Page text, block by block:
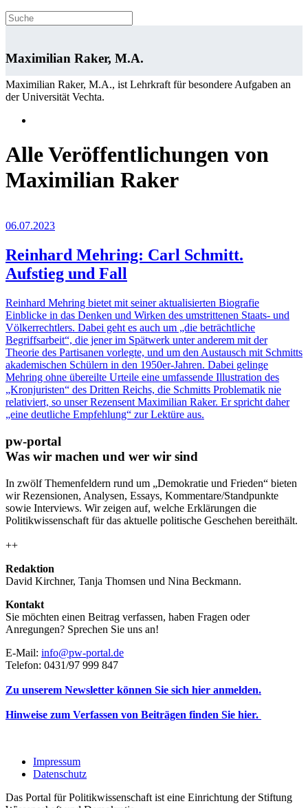
Maximilian Raker, M.A.
Maximilian Raker, M.A., ist Lehrkraft für besondere Aufgaben an
der Universität Vechta.
Alle Veröffentlichungen von
Maximilian Raker
06.07.2023
Reinhard Mehring: Carl Schmitt.
Aufstieg und Fall
Reinhard Mehring bietet mit seiner aktualisierten Biografie
Einblicke in das Denken und Wirken des umstrittenen Staats- und
Völkerrechtlers. Dabei geht es auch um „die beträchtliche
Begriffsarbeit“, die jener im Spätwerk unter anderem mit der
Theorie des Partisanen vorlegte, und um den Austausch mit Schmitts
akademischen Schülern in den 1950er-Jahren. Dabei gelinge
Mehring ohne übereilte Urteile eine umfassende Illustration des
„Kronjuristen“ des Dritten Reichs, die Schmitts Problematik nie
relativiert, so unser Rezensent Maximilian Raker. Er spricht daher
„eine deutliche Empfehlung“ zur Lektüre aus.
pw-portal
Was wir machen und wer wir sind
In zwölf Themenfeldern rund um „Demokratie und Frieden“ bieten
wir Rezensionen, Analysen, Essays, Kommentare/Standpunkte
sowie Interviews. Wir zeigen auf, welche Erklärungen die
Politikwissenschaft für das aktuelle politische Geschehen bereithält.
++
Redaktion
David Kirchner, Tanja Thomsen und Nina Beckmann.
Kontakt
Sie möchten einen Beitrag verfassen, haben Fragen oder
Anregungen? Sprechen Sie uns an!
E-Mail: info@pw-portal.de
Telefon: 0431/97 999 847
Zu unserem Newsletter können Sie sich hier anmelden.
Hinweise zum Verfassen von Beiträgen finden Sie hier.
Impressum
Datenschutz
Das Portal für Politikwissenschaft ist eine Einrichtung der Stiftung